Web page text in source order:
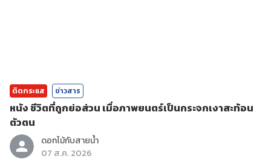
ติดกระแส ข่าวสาร
หนัง ชีวิตที่ถูกย่อส่วน เมื่อภาพยนตร์เป็นกระจกเงาสะท้อน
ตัวตน
ดอกไม้กับสายน้ำ
07 ส.ค. 2026